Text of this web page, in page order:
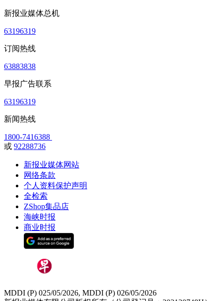
新报业媒体总机
63196319
订阅热线
63883838
早报广告联系
63196319
新闻热线
1800-7416388
或 92288736
新报业媒体网站
网络条款
个人资料保护声明
全检索
ZShop集品店
海峡时报
商业时报
MDDI (P) 025/05/2026, MDDI (P) 026/05/2026